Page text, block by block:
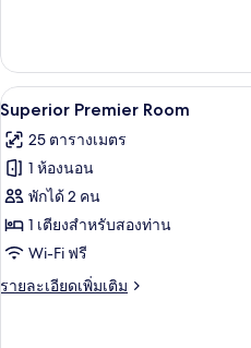
เกี่ยว
กับ
ห้อง
เปิด
ภาพถ่าย
ทั้งหมด
ของ
Superior
Premier
Room
6
Superior Premier Room
25 ตารางเมตร
1 ห้องนอน
พักได้ 2 คน
1 เตียงสำหรับสองท่าน
Wi-Fi ฟรี
รายละเอียดเพิ่มเติม
ราย